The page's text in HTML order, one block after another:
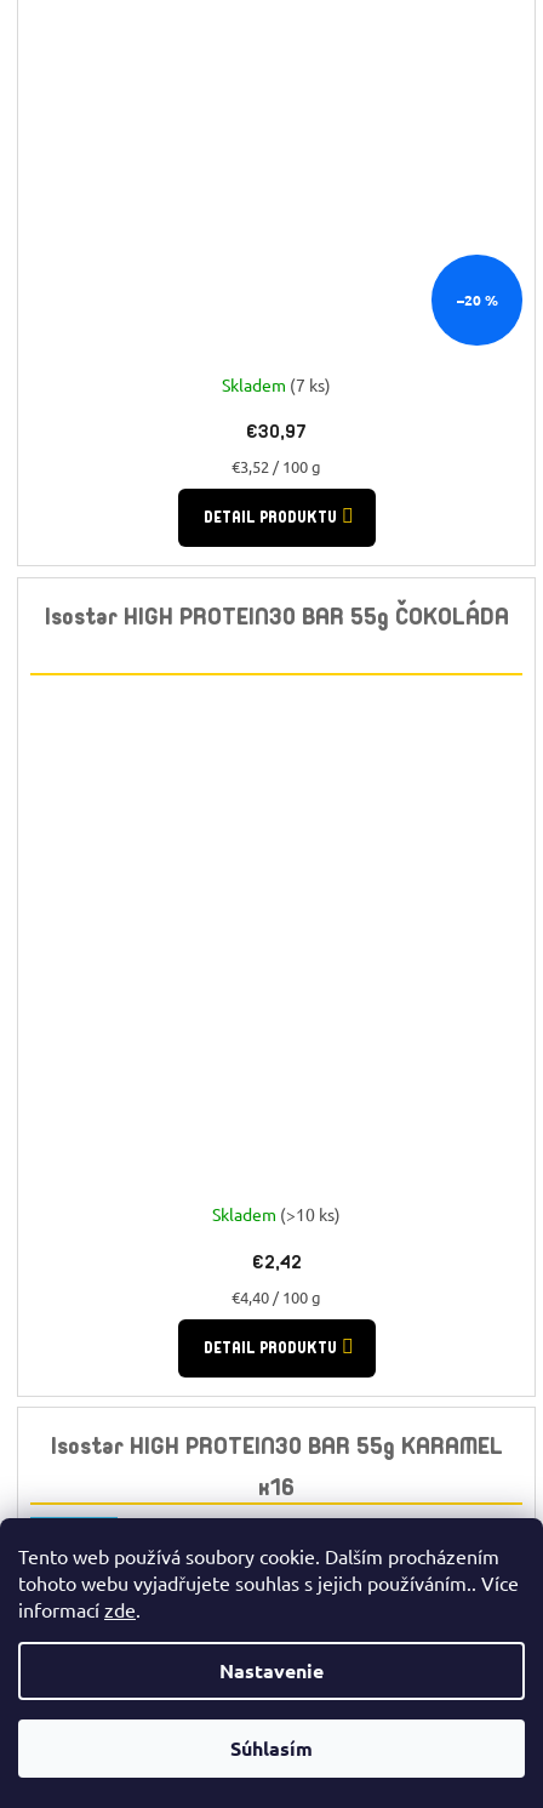
Tento web používá soubory cookie. Dalším procházením
tohoto webu vyjadřujete souhlas s jejich používáním.. Více
informací zde.
Nastavenie
Súhlasím
–20 %
Skladem (7 ks)
€30,97
Jednotková
cena:
€3,52 / 100 g
DETAIL PRODUKTU
Isostar HIGH PROTEIN30 BAR 55g ČOKOLÁDA
Skladem (>10 ks)
€2,42
Jednotková
cena:
€4,40 / 100 g
DETAIL PRODUKTU
Isostar HIGH PROTEIN30 BAR 55g KARAMEL
x16